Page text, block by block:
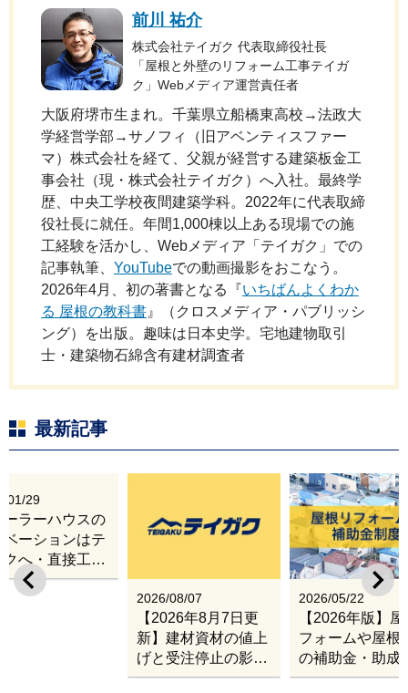
前川 祐介
株式会社テイガク 代表取締役社長
「屋根と外壁のリフォーム工事テイガ
ク」Webメディア運営責任者
大阪府堺市生まれ。千葉県立船橋東高校→法政大
学経営学部→サノフィ（旧アベンティスファー
マ）株式会社を経て、父親が経営する建築板金工
事会社（現・株式会社テイガク）へ入社。最終学
歴、中央工学校夜間建築学科。2022年に代表取締
役社長に就任。年間1,000棟以上ある現場での施
工経験を活かし、Webメディア「テイガク」での
記事執筆、 YouTubeでの動画撮影をおこなう。
2026年4月、初の著書となる『いちばんよくわか
る 屋根の教科書 』（クロスメディア・パブリッシ
ング）を出版。趣味は日本史学。宅地建物取引
士・建築物石綿含有建材調査者
最新記事
2026/08/07
【2026年8月7日更
新】建材資材の値上
げと受注停止の影響
｜塗料・屋根材・シ
2026/05/22
【2026年版】
フォームや屋根
の補助金・助成
業
01/29
ーラーハウスの
ベーションはテ
クへ・直接工事
張改修サービス